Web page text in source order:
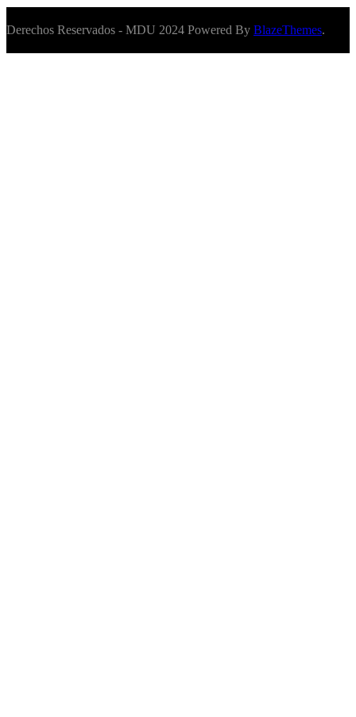
Derechos Reservados - MDU 2024 Powered By BlazeThemes.